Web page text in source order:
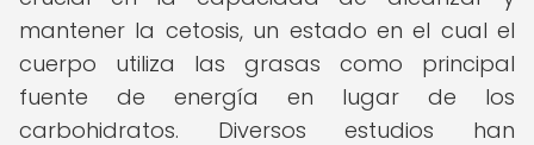
mantener la cetosis, un estado en el cual el
cuerpo utiliza las grasas como principal
fuente de energía en lugar de los
carbohidratos. Diversos estudios han